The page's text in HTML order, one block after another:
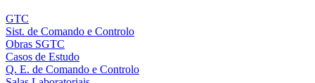
GTC
Sist. de Comando e Controlo
Obras SGTC
Casos de Estudo
Q. E. de Comando e Controlo